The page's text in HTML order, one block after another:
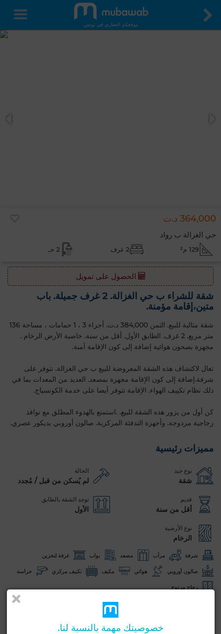
موقعكم العقاري في تونس
364,000 د.ت
حي الغزالة ب رواد
129 م² 2 غرف 2 حـ
الحصول على تمويل
شقة للشراء ب حي الغزالة. 2 غرف جميلة. باب
متين،إقامة مؤمنة.
شقة مثالية للبيع. الثمن 384,000 د.ت. أجزاء 3 ، 1 حمامات ، مساحة 136
متر مربع. 2 غرف. الطابق الأول‎. أقل من سنة. خاصية الأرض الرخام .
مجهزة بصحون هوائية إضافة إلى كون الإقامة آمنة.
تعال لاكتشاف هذه الشقة المعروضة للبيع ب حي الغزالة. تتوفر على
شرفة.إضافة إلى كون الإقامة مجهزة بمصعد. العديد من المعدات بما في
ذلك نظام تكييف الهواء. الإقامة تتوفر أيضا على خدمة الكونسياج.
كن أول من يزور هذه الشقة للبيع. .استمتع بالهدوء المطلق مع نوافذ
زجاجية مزدوجة. وأجهزة التدفئة المركزية. صالون أوروبي بديكور عصري.
مميزات رئيسية
نوع جيد
شقة
الحالة
لم يُسكن من قبل / مُجدد
قديم
أقل من سنة
توجد الشقة بالطابق
الأول
نوع الأرضية
الرخام
شرفة مرآب مصعد بواب غرفة لتخزين
صالون أوروبي هوائي مكيف تكييف مركزي حراسة
زجاج مزدوج
خصوصيتك مهمة بالنسبة لنا.